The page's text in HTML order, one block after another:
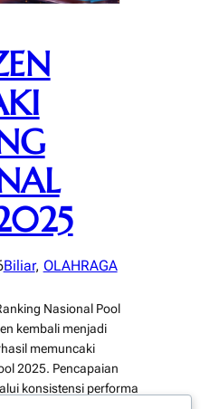
Biliar, OLAHRAGA
Nasional Pool
kembali menjadi
memuncaki
2025. Pencapaian
konsistensi performa